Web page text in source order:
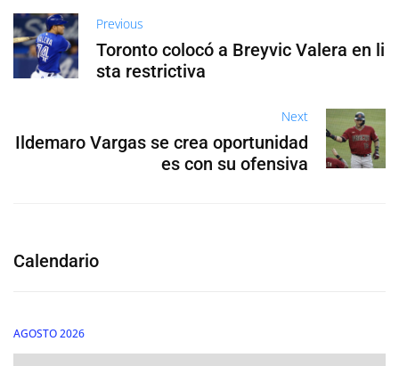
Previous
Toronto colocó a Breyvic Valera en li
sta restrictiva
Next
Ildemaro Vargas se crea oportunidad
es con su ofensiva
Calendario
AGOSTO 2026